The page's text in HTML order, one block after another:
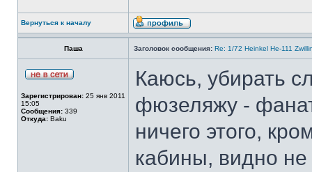
Вернуться к началу
Паша Заголовок сообщения: Re: 1/72 Heinkel He-111
Зарегистрирован: 25 янв 2011
15:05
Сообщения: 339
Откуда: Baku
Каюсь, убирать
фюзеляжу -
ничего этого,
кабины, видно